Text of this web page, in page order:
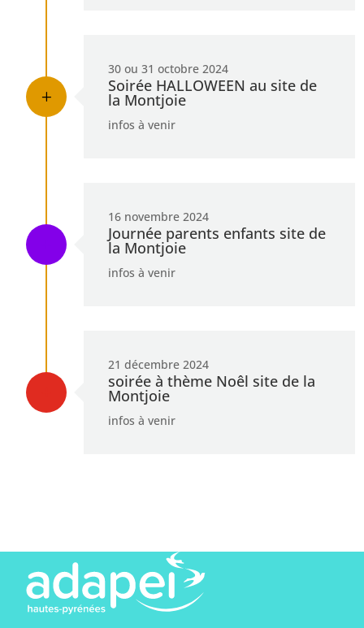
L
30 ou 31 octobre 2024
Soirée HALLOWEEN au site de
la Montjoie
infos à venir
16 novembre 2024
Journée parents enfants site de
la Montjoie
infos à venir
21 décembre 2024
soirée à thème Noêl site de la
Montjoie
infos à venir